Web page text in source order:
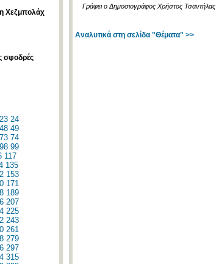
Χεζμπολάχ
σφοδρές
23 24
48 49
73 74
98 99
117
135
153
171
189
207
225
243
261
279
297
315
Γράφει ο Δημοσιογράφος Χρήστος Τσαντήλας
Αναλυτικά στη σελίδα "Θέματα" >>